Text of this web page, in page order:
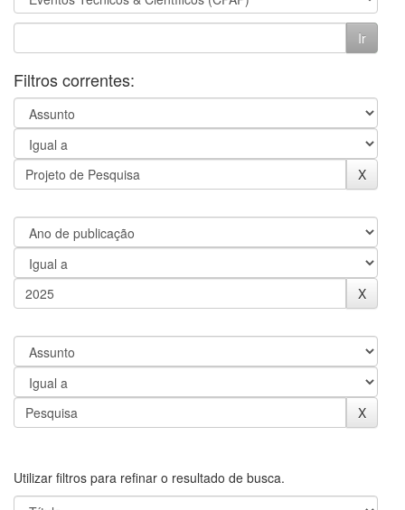
Filtros correntes:
Utilizar filtros para refinar o resultado de busca.